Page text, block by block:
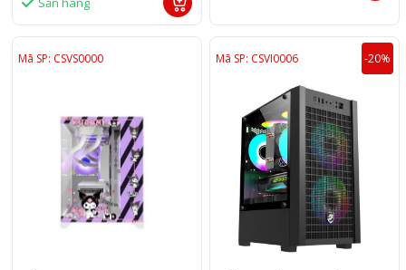
Mã SP: CSVS0000 Mã SP: CSVI0006 -20%